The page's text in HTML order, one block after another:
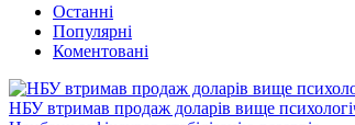
Останні
Популярні
Коментовані
НБУ втримав продаж доларів вище